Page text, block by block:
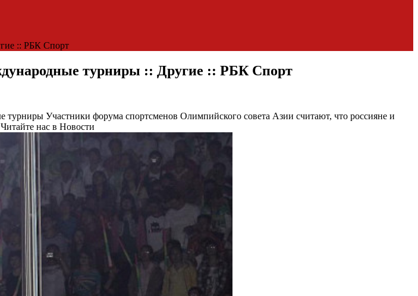
:: РБК Спорт
турниры :: Другие :: РБК Спорт
турниры Участники форума спортсменов Олимпийского совета Азии считают, что россияне и
Читайте нас в Новости